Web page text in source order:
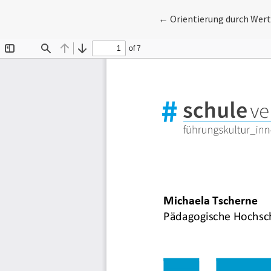
←Zu Artikeldetails
Orientierung durch